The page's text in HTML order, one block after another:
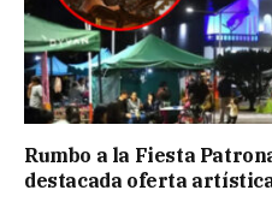
Rumbo a la Fiesta
destacada oferta